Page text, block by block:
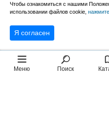
Меню Поиск
13:00). Забрать заказ
или оформить доставку
Чтобы ознакомиться с нашими
использовании файлов cookie,
Я согласен